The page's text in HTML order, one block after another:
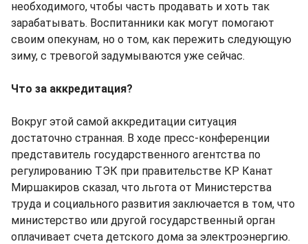
необходимого, чтобы часть продавать и хоть так
зарабатывать. Воспитанники как могут помогают
своим опекунам, но о том, как пережить следующую
зиму, с тревогой задумываются уже сейчас.
Что за аккредитация?
Вокруг этой самой аккредитации ситуация
достаточно странная. В ходе пресс-конференции
представитель государственного агентства по
регулированию ТЭК при правительстве КР Канат
Миршакиров сказал, что льгота от Министерства
труда и социального развития заключается в том, что
министерство или другой государственный орган
оплачивает счета детского дома за электроэнергию.